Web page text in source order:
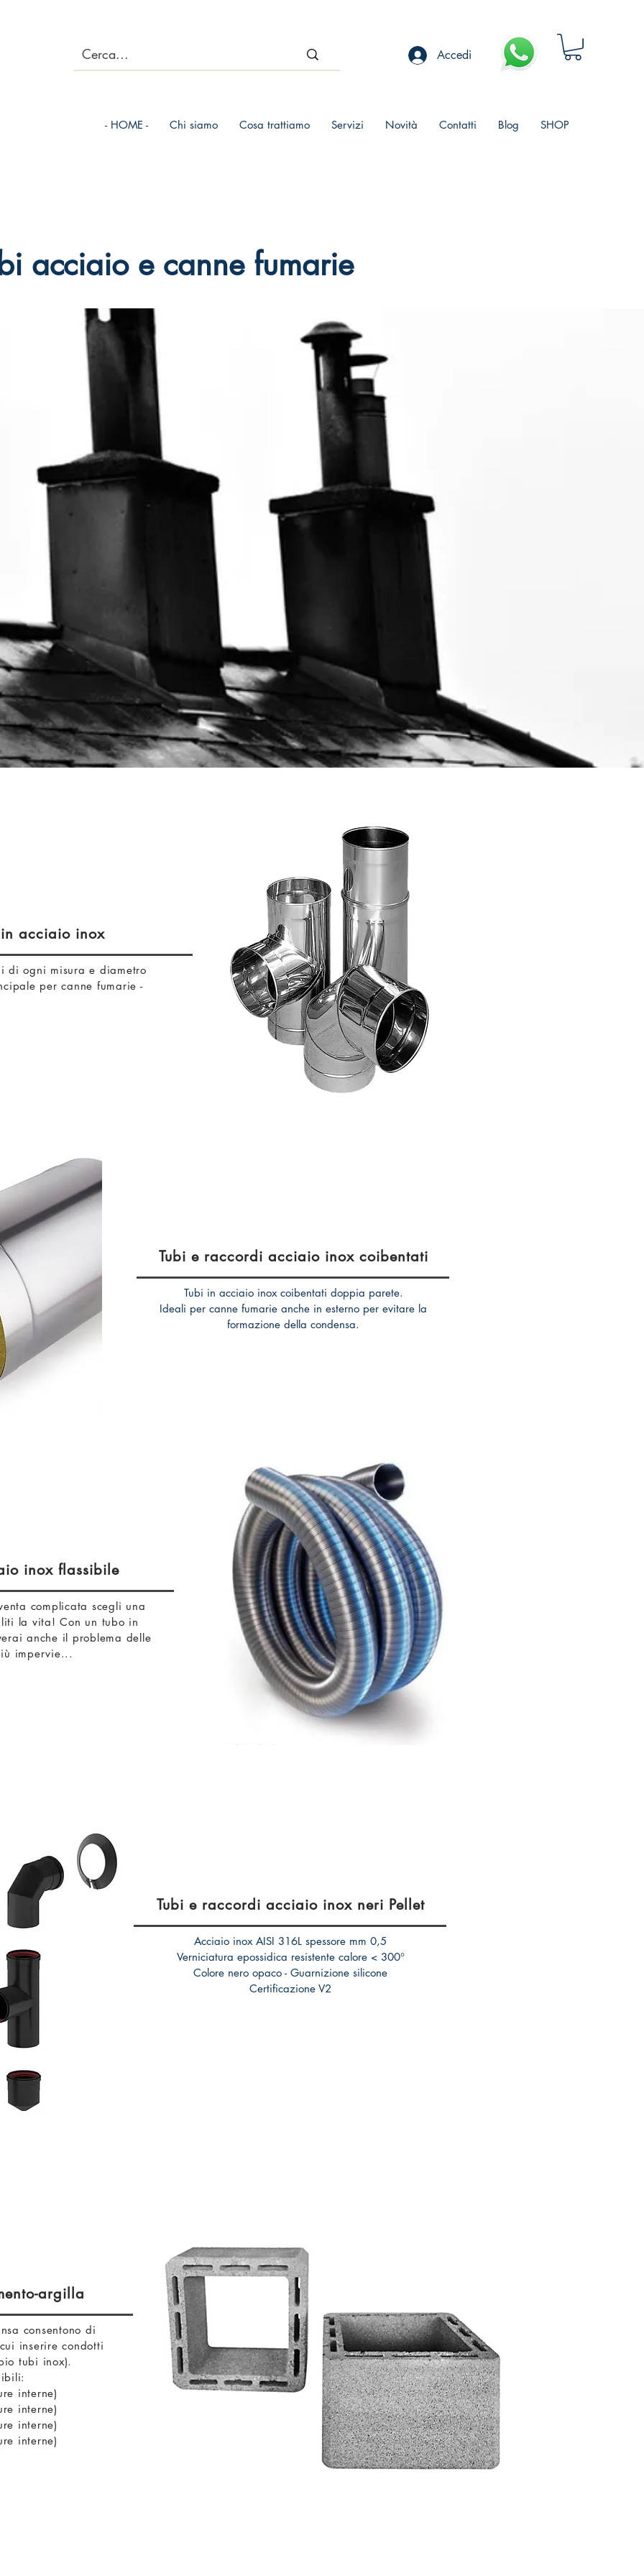
Accedi
- HOME - Chi siamo Cosa trattiamo Servizi Novità Contatti Blog SHOP
acciaio e canne fumarie
acciaio inox
di ogni misura e diametro
per canne fumarie -
Tubi e raccordi acciaio inox coibentati
Tubi in acciaio inox coibentati doppia parete.
Ideali per canne fumarie anche in esterno per evitare la
formazione della condensa.
inox flassibile
complicata scegli una
la vita! Con un tubo in
anche il problema delle
impervie...
Tubi e raccordi acciaio inox neri Pellet
Acciaio inox AISI 316L spessore mm 0,5
Verniciatura epossidica resistente calore < 300°
Colore nero opaco - Guarnizione silicone
Certificazione V2
argilla
consentono di
inserire condotti
tubi inox).
interne)
interne)
interne)
interne)